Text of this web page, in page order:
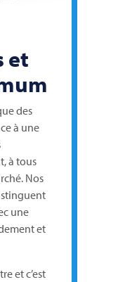
et
des
à une
à tous
Nos
une
et
et c’est